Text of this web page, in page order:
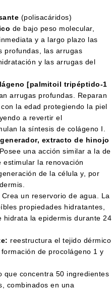
(polisacáridos)
de bajo peso molecular,
y a largo plazo las
profundas, las arrugas
y las arrugas del
[palmitoil tripéptido-1
arrugas profundas. Reparan
la edad protegiendo la piel
a revertir el
la síntesis de colágeno I.
extracto de hinojo
una acción similar a la de
estimular la renovación
de la célula y, por
Crea un reservorio de agua. La
propiedades hidratantes,
hidrata la epidermis durante 24
reestructura el tejido dérmico
de procolágeno 1 y
que concentra 50 ingredientes
combinados en una